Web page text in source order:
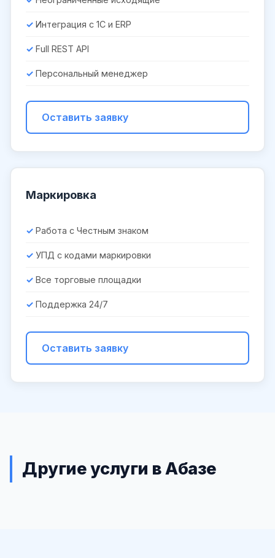
Интеграция с 1С и ERP
Full REST API
Персональный менеджер
Оставить заявку
Маркировка
Работа с Честным знаком
УПД с кодами маркировки
Все торговые площадки
Поддержка 24/7
Оставить заявку
Другие услуги в Абазе